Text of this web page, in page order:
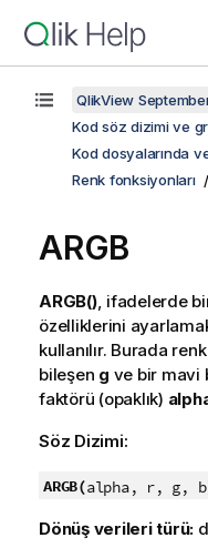
QlikView
Kod söz dizimi ve
Kod dosyalarında
Renk fonksiyonları
ARGB
ARGB(), ifadelerde
özelliklerini
kullanılır. Burada
bileşen g ve bir mavi
faktörü (opaklık)
Söz Dizimi:
ARGB(alpha, r, g, b
Dönüş verileri türü: